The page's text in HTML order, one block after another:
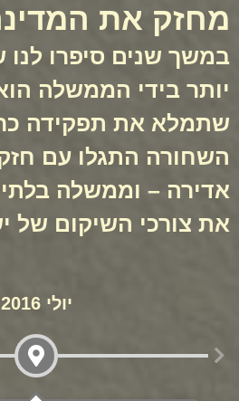
מחזק את
במשך שנים סיפרו לנו
יותר בידי הממשלה
שתמלא את תפקידה
השחורה התגלו עם
אדירה – וממשלה
את צורכי השיקום של
יולי 2016